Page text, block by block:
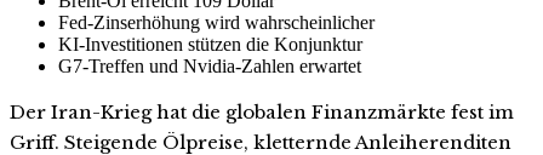
Fed-Zinserhöhung wird wahrscheinlicher
KI-Investitionen stützen die Konjunktur
G7-Treffen und Nvidia-Zahlen erwartet
Der Iran-Krieg hat die globalen Finanzmärkte fest im
Griff. Steigende Ölpreise, kletternde Anleiherenditen